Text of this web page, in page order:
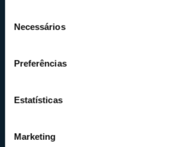
Necessários
Preferências
Estatísticas
Marketing